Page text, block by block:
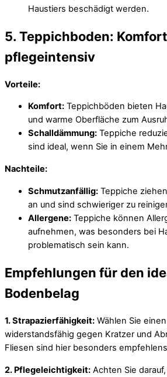
Haustiers beschädigt werden.
5. Teppichboden:
pflegeintensiv
Vorteile:
Komfort: Teppichböden bieten
und warme Oberfläche zum
Schalldämmung: Teppiche
sind ideal, wenn Sie in einem
Nachteile:
Schmutzanfällig: Teppiche
an und sind schwieriger zu
Allergene: Teppiche können
aufnehmen, was besonders bei
problematisch sein kann.
Empfehlungen für den
Bodenbelag
1. Strapazierfähigkeit: Wählen Sie
widerstandsfähig gegen Kratzer und
Fliesen sind hier besonders
2. Pflegeleichtigkeit: Achten Sie